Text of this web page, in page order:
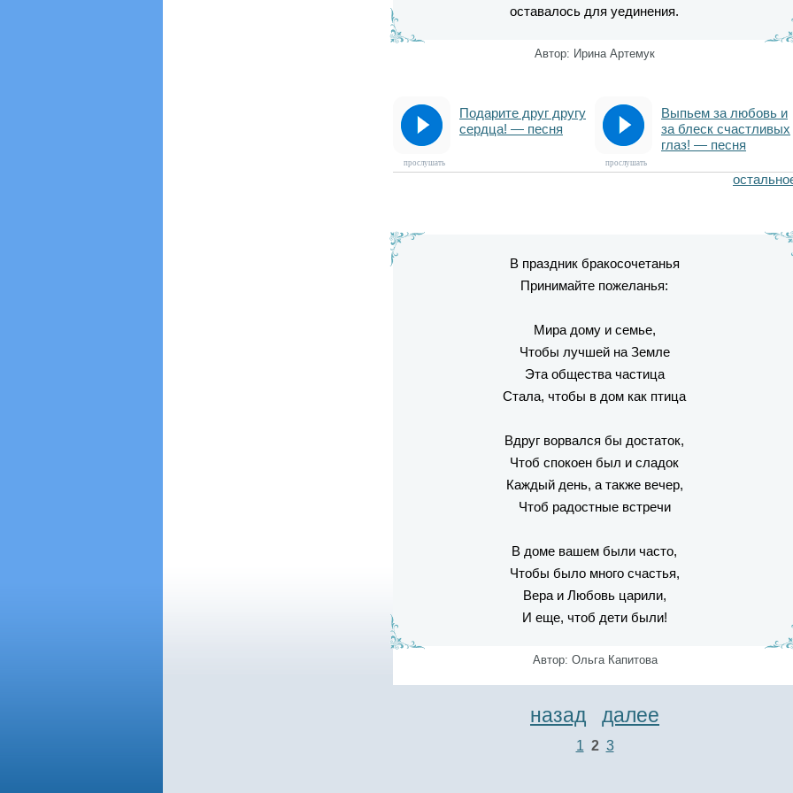
оставалось для уединения.
Автор: Ирина Артемук
Подарите друг другу
сердца! — песня
прослушать
Выпьем за любовь и
за блеск счастливых
глаз! — песня
прослушать
В праздник бракосочетанья
Принимайте пожеланья:
Мира дому и семье,
Чтобы лучшей на Земле
Эта общества частица
Стала, чтобы в дом как птица
Вдруг ворвался бы достаток,
Чтоб спокоен был и сладок
Каждый день, а также вечер,
Чтоб радостные встречи
В доме вашем были часто,
Чтобы было много счастья,
Вера и Любовь царили,
И еще, чтоб дети были!
Автор: Ольга Капитова
назад далее
1 2 3